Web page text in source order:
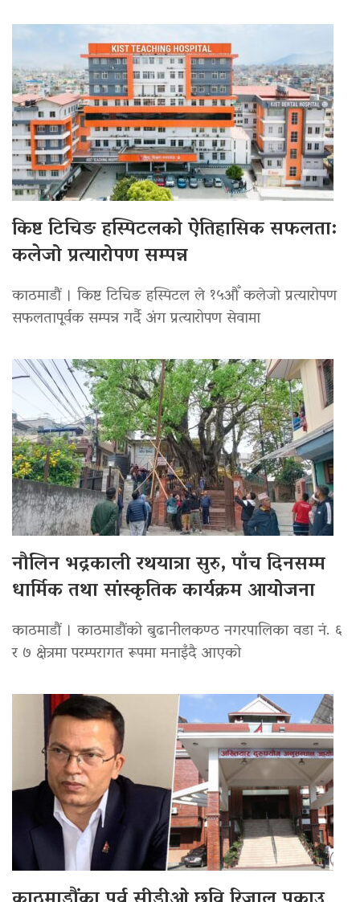
किष्ट टिचिङ हस्पिटलको ऐतिहासिक सफलता:
कलेजो प्रत्यारोपण सम्पन्न
काठमाडौं । किष्ट टिचिङ हस्पिटल ले १५औँ कलेजो प्रत्यारोपण
सफलतापूर्वक सम्पन्न गर्दै अंग प्रत्यारोपण सेवामा
नौलिन भद्रकाली रथयात्रा सुरु, पाँच दिनसम्म
धार्मिक तथा सांस्कृतिक कार्यक्रम आयोजना
काठमाडौं । काठमाडौंको बुढानीलकण्ठ नगरपालिका वडा नं. ६
र ७ क्षेत्रमा परम्परागत रूपमा मनाइँदै आएको